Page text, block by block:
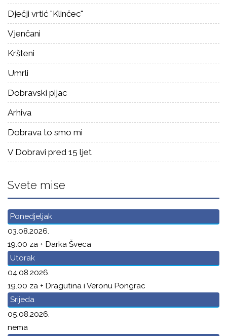
Dječji vrtić "Klinčec"
Vjenčani
Kršteni
Umrli
Dobravski pijac
Arhiva
Dobrava to smo mi
V Dobravi pred 15 ljet
Svete mise
Ponedjeljak
03.08.2026.
19.00 za + Darka Šveca
Utorak
04.08.2026.
19.00 za + Dragutina i Veronu Pongrac
Srijeda
05.08.2026.
nema